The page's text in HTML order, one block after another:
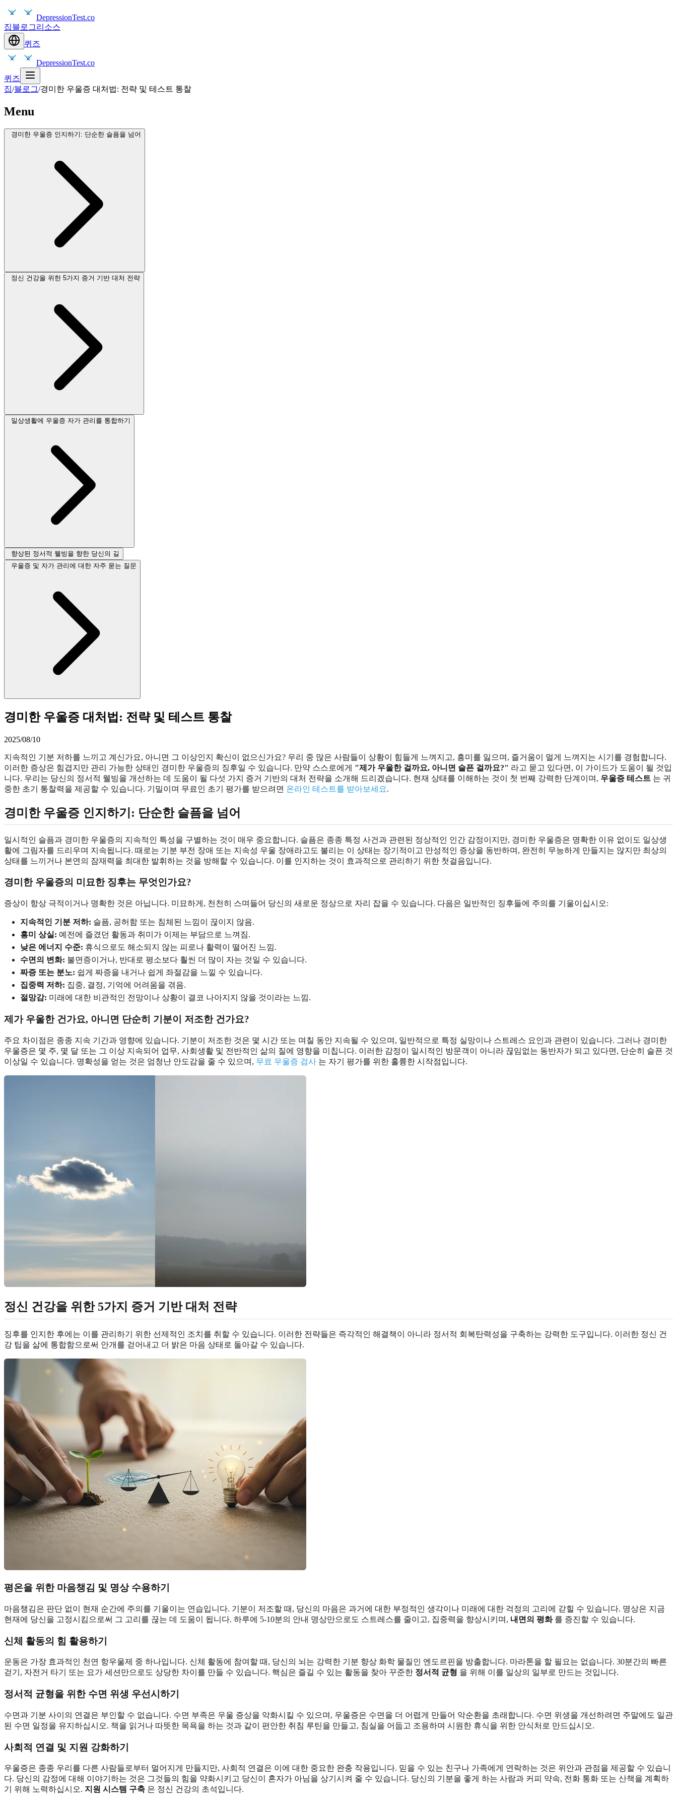
DepressionTest.co
집블로그리소스
퀴즈
DepressionTest.co
퀴즈
집/블로그/경미한 우울증 대처법: 전략 및 테스트 통찰
Menu
경미한 우울증 인지하기: 단순한 슬픔을 넘어
정신 건강을 위한 5가지 증거 기반 대처 전략
일상생활에 우울증 자가 관리를 통합하기
향상된 정서적 웰빙을 향한 당신의 길
우울증 및 자가 관리에 대한 자주 묻는 질문
경미한 우울증 대처법: 전략 및 테스트 통찰
2025/08/10
지속적인 기분 저하를 느끼고 계신가요, 아니면 그 이상인지 확신이 없으신가요? 우리 중 많은 사람들이 상황이 힘들게 느껴지고, 흥미를 잃으며, 즐거움이 멀게 느껴지는 시기를 경험합니다.
이러한 증상은 힘겹지만 관리 가능한 상태인 경미한 우울증의 징후일 수 있습니다. 만약 스스로에게 "제가 우울한 걸까요, 아니면 슬픈 걸까요?" 라고 묻고 있다면, 이 가이드가 도움이 될 것입
니다. 우리는 당신의 정서적 웰빙을 개선하는 데 도움이 될 다섯 가지 증거 기반의 대처 전략을 소개해 드리겠습니다. 현재 상태를 이해하는 것이 첫 번째 강력한 단계이며, 우울증 테스트 는 귀
중한 초기 통찰력을 제공할 수 있습니다. 기밀이며 무료인 초기 평가를 받으려면 온라인 테스트를 받아보세요.
경미한 우울증 인지하기: 단순한 슬픔을 넘어
일시적인 슬픔과 경미한 우울증의 지속적인 특성을 구별하는 것이 매우 중요합니다. 슬픔은 종종 특정 사건과 관련된 정상적인 인간 감정이지만, 경미한 우울증은 명확한 이유 없이도 일상생
활에 그림자를 드리우며 지속됩니다. 때로는 기분 부전 장애 또는 지속성 우울 장애라고도 불리는 이 상태는 장기적이고 만성적인 증상을 동반하며, 완전히 무능하게 만들지는 않지만 최상의
상태를 느끼거나 본연의 잠재력을 최대한 발휘하는 것을 방해할 수 있습니다. 이를 인지하는 것이 효과적으로 관리하기 위한 첫걸음입니다.
경미한 우울증의 미묘한 징후는 무엇인가요?
증상이 항상 극적이거나 명확한 것은 아닙니다. 미묘하게, 천천히 스며들어 당신의 새로운 정상으로 자리 잡을 수 있습니다. 다음은 일반적인 징후들에 주의를 기울이십시오:
지속적인 기분 저하: 슬픔, 공허함 또는 침체된 느낌이 끊이지 않음.
흥미 상실: 예전에 즐겼던 활동과 취미가 이제는 부담으로 느껴짐.
낮은 에너지 수준: 휴식으로도 해소되지 않는 피로나 활력이 떨어진 느낌.
수면의 변화: 불면증이거나, 반대로 평소보다 훨씬 더 많이 자는 것일 수 있습니다.
짜증 또는 분노: 쉽게 짜증을 내거나 쉽게 좌절감을 느낄 수 있습니다.
집중력 저하: 집중, 결정, 기억에 어려움을 겪음.
절망감: 미래에 대한 비관적인 전망이나 상황이 결코 나아지지 않을 것이라는 느낌.
제가 우울한 건가요, 아니면 단순히 기분이 저조한 건가요?
주요 차이점은 종종 지속 기간과 영향에 있습니다. 기분이 저조한 것은 몇 시간 또는 며칠 동안 지속될 수 있으며, 일반적으로 특정 실망이나 스트레스 요인과 관련이 있습니다. 그러나 경미한
우울증은 몇 주, 몇 달 또는 그 이상 지속되어 업무, 사회생활 및 전반적인 삶의 질에 영향을 미칩니다. 이러한 감정이 일시적인 방문객이 아니라 끊임없는 동반자가 되고 있다면, 단순히 슬픈 것
이상일 수 있습니다. 명확성을 얻는 것은 엄청난 안도감을 줄 수 있으며, 무료 우울증 검사 는 자기 평가를 위한 훌륭한 시작점입니다.
정신 건강을 위한 5가지 증거 기반 대처 전략
징후를 인지한 후에는 이를 관리하기 위한 선제적인 조치를 취할 수 있습니다. 이러한 전략들은 즉각적인 해결책이 아니라 정서적 회복탄력성을 구축하는 강력한 도구입니다. 이러한 정신 건
강 팁을 삶에 통합함으로써 안개를 걷어내고 더 밝은 마음 상태로 돌아갈 수 있습니다.
평온을 위한 마음챙김 및 명상 수용하기
마음챙김은 판단 없이 현재 순간에 주의를 기울이는 연습입니다. 기분이 저조할 때, 당신의 마음은 과거에 대한 부정적인 생각이나 미래에 대한 걱정의 고리에 갇힐 수 있습니다. 명상은 지금
현재에 당신을 고정시킴으로써 그 고리를 끊는 데 도움이 됩니다. 하루에 5-10분의 안내 명상만으로도 스트레스를 줄이고, 집중력을 향상시키며, 내면의 평화를 증진할 수 있습니다.
신체 활동의 힘 활용하기
운동은 가장 효과적인 천연 항우울제 중 하나입니다. 신체 활동에 참여할 때, 당신의 뇌는 강력한 기분 향상 화학 물질인 엔도르핀을 방출합니다. 마라톤을 할 필요는 없습니다. 30분간의 빠른
걷기, 자전거 타기 또는 요가 세션만으로도 상당한 차이를 만들 수 있습니다. 핵심은 즐길 수 있는 활동을 찾아 꾸준한 정서적 균형 을 위해 이를 일상의 일부로 만드는 것입니다.
정서적 균형을 위한 수면 위생 우선시하기
수면과 기분 사이의 연결은 부인할 수 없습니다. 수면 부족은 우울 증상을 악화시킬 수 있으며, 우울증은 수면을 더 어렵게 만들어 악순환을 초래합니다. 수면 위생을 개선하려면 주말에도 일관
된 수면 일정을 유지하십시오. 책을 읽거나 따뜻한 목욕을 하는 것과 같이 편안한 취침 루틴을 만들고, 침실을 어둡고 조용하며 시원한 휴식을 위한 안식처로 만드십시오.
사회적 연결 및 지원 강화하기
우울증은 종종 우리를 다른 사람들로부터 멀어지게 만들지만, 사회적 연결은 이에 대한 중요한 완충 작용입니다. 믿을 수 있는 친구나 가족에게 연락하는 것은 위안과 관점을 제공할 수 있습니
다. 당신의 감정에 대해 이야기하는 것은 그것들의 힘을 약화시키고 당신이 혼자가 아님을 상기시켜 줄 수 있습니다. 당신의 기분을 좋게 하는 사람과 커피 약속, 전화 통화 또는 산책을 계획하
기 위해 노력하십시오. 지원 시스템 구축 은 정신 건강의 초석입니다.